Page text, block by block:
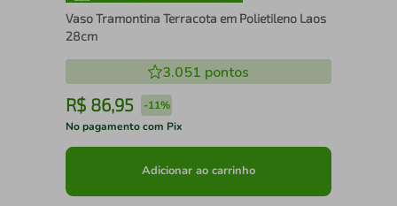
Vaso Tramontina Terracota em Polietileno Laos
28cm
3.051 pontos
R$ 86,95 -11%
No pagamento com Pix
Adicionar ao carrinho